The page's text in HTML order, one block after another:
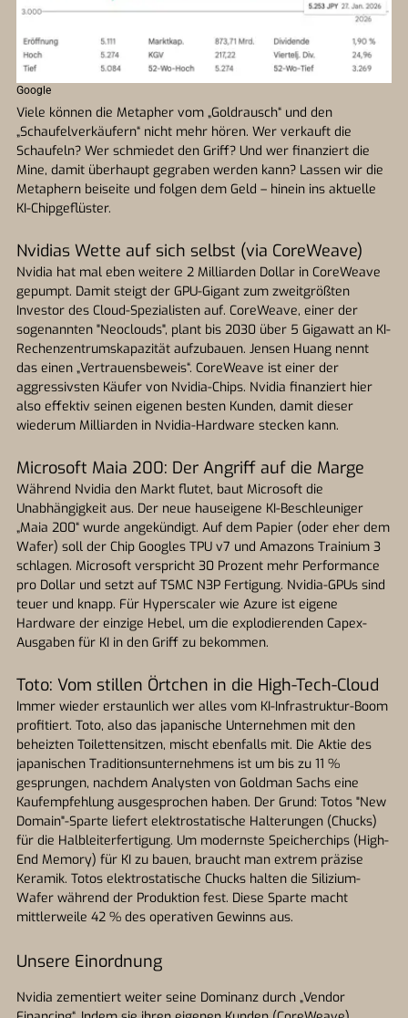
Google
Viele können die Metapher vom „Goldrausch“ und den
„Schaufelverkäufern“ nicht mehr hören. Wer verkauft die
Schaufeln? Wer schmiedet den Griff? Und wer finanziert die
Mine, damit überhaupt gegraben werden kann? Lassen wir die
Metaphern beiseite und folgen dem Geld – hinein ins aktuelle
KI-Chipgeflüster.
Nvidias Wette auf sich selbst (via CoreWeave)
Nvidia hat mal eben weitere 2 Milliarden Dollar in CoreWeave
gepumpt. Damit steigt der GPU-Gigant zum zweitgrößten
Investor des Cloud-Spezialisten auf. CoreWeave, einer der
sogenannten "Neoclouds", plant bis 2030 über 5 Gigawatt an KI-
Rechenzentrumskapazität aufzubauen. Jensen Huang nennt
das einen „Vertrauensbeweis“. CoreWeave ist einer der
aggressivsten Käufer von Nvidia-Chips. Nvidia finanziert hier
also effektiv seinen eigenen besten Kunden, damit dieser
wiederum Milliarden in Nvidia-Hardware stecken kann.
Microsoft Maia 200: Der Angriff auf die Marge
Während Nvidia den Markt flutet, baut Microsoft die
Unabhängigkeit aus. Der neue hauseigene KI-Beschleuniger
„Maia 200“ wurde angekündigt. Auf dem Papier (oder eher dem
Wafer) soll der Chip Googles TPU v7 und Amazons Trainium 3
schlagen. Microsoft verspricht 30 Prozent mehr Performance
pro Dollar und setzt auf TSMC N3P Fertigung. Nvidia-GPUs sind
teuer und knapp. Für Hyperscaler wie Azure ist eigene
Hardware der einzige Hebel, um die explodierenden Capex-
Ausgaben für KI in den Griff zu bekommen.
Toto: Vom stillen Örtchen in die High-Tech-Cloud
Immer wieder erstaunlich wer alles vom KI-Infrastruktur-Boom
profitiert. Toto, also das japanische Unternehmen mit den
beheizten Toilettensitzen, mischt ebenfalls mit. Die Aktie des
japanischen Traditionsunternehmens ist um bis zu 11 %
gesprungen, nachdem Analysten von Goldman Sachs eine
Kaufempfehlung ausgesprochen haben. Der Grund: Totos "New
Domain"-Sparte liefert elektrostatische Halterungen (Chucks)
für die Halbleiterfertigung. Um modernste Speicherchips (High-
End Memory) für KI zu bauen, braucht man extrem präzise
Keramik. Totos elektrostatische Chucks halten die Silizium-
Wafer während der Produktion fest. Diese Sparte macht
mittlerweile 42 % des operativen Gewinns aus.
Unsere Einordnung
Nvidia zementiert weiter seine Dominanz durch „Vendor